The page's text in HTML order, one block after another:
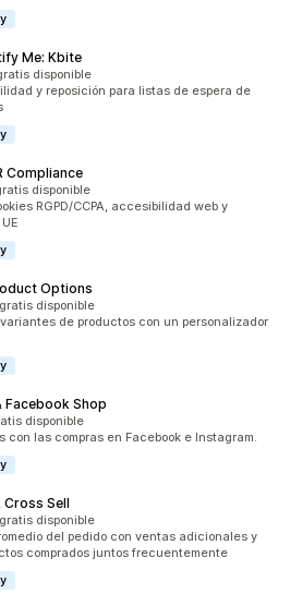
Me: Kbite
disponible
y reposición para listas de espera de
Compliance
disponible
RGPD/CCPA, accesibilidad web y
Options
disponible
de productos con un personalizador
Facebook Shop
disponible
con las compras en Facebook e Instagram.
Cross Sell
disponible
del pedido con ventas adicionales y
comprados juntos frecuentemente